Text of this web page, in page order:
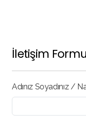
İletişim
Adınız Soyadınız /